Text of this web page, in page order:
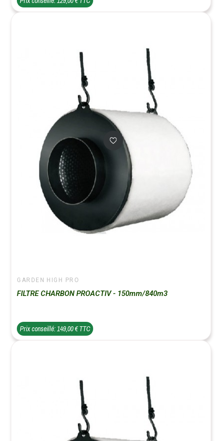
GARDEN HIGH PRO
FILTRE CHARBON PROACTIV - 150mm/840m3
Prix conseillé: 149,00 € TTC